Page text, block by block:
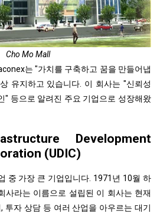
Cho Mo Mall
는 "가치를 구축하고 꿈을 만들어냅
유지하고 있습니다. 이 회사는 "신뢰성
" 등으로 알려진 주요 기업으로 성장해왔
Development
(UDIC)
중 가장 큰 기업입니다. 1971년 10월 하
사라는 이름으로 설립된 이 회사는 현재
투자 상담 등 여러 산업을 아우르는 대기